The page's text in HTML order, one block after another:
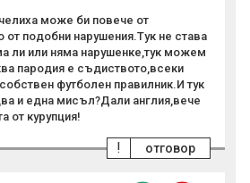
може би повече от
от подобни нарушения.Тук не става
ли или няма нарушенке,тук можем
пародия е съдиството,всеки
футболен правилник.И тук
и една мисъл?Дали англия,вече
от курупция!
отговор
!